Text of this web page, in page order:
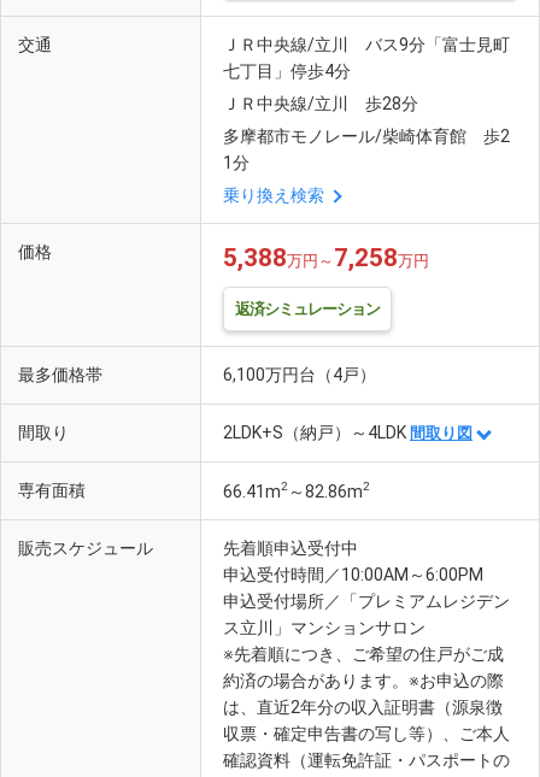
交通
ＪＲ中央線/立川 バス9分「富士見町
七丁目」停歩4分
ＪＲ中央線/立川 歩28分
多摩都市モノレール/柴崎体育館 歩2
1分
乗り換え検索
価格 5,388万円～ 7,258万円
返済シミュレーション
最多価格帯 6,100万円台（4戸）
間取り 2LDK+S（納戸）～4LDK 間取り図
専有面積 66.41m2 ～82.86m2
販売スケジュール
先着順申込受付中
申込受付時間／10:00AM～6:00PM
申込受付場所／「プレミアムレジデン
ス立川」マンションサロン
※先着順につき、ご希望の住戸がご成
約済の場合があります。※お申込の際
は、直近2年分の収入証明書（源泉徴
収票・確定申告書の写し等）、ご本人
確認資料（運転免許証・パスポートの